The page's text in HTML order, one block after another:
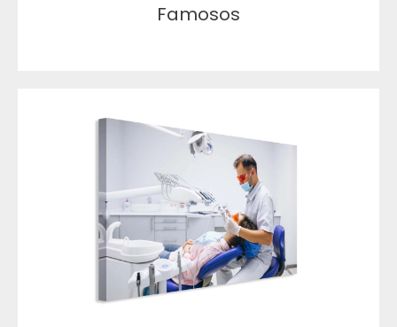
Famosos